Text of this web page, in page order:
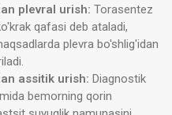
plevral urish: Torasentez
qafasi deb ataladi,
plevra bo'shlig'idan
assitik urish: Diagnostik
bemorning qorin